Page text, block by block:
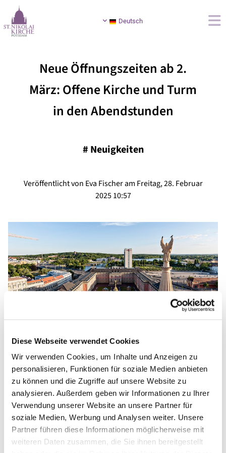
Diese Webseite verwendet Cookies
Wir verwenden Cookies, um Inhalte und Anzeigen zu
personalisieren, Funktionen für soziale Medien anbieten
zu können und die Zugriffe auf unsere Website zu
analysieren. Außerdem geben wir Informationen zu Ihrer
Verwendung unserer Website an unsere Partner für
soziale Medien, Werbung und Analysen weiter. Unsere
Partner führen diese Informationen möglicherweise mit
weiteren Daten zusammen, die Sie ihnen bereitgestellt
Deutsch
Neue Öffnungszeiten ab 2.
März: Offene Kirche und Turm
in den Abendstunden
# Neuigkeiten
Veröffentlicht von Eva Fischer am Freitag, 28. Februar
2025 10:57
Neue Öffnungszeiten ab 2. März: Offene Kirche
und Turm in den Abendstunden
An sonnigen Tagen besonders stimmungsvoll:
der Sonnenuntergang vom Turm
der Nikolaikirche. Ab Sonntag sind die Kirche und der
Turmaufstieg täglich bis 18 Uhr zu erleben. Die Aussichts
plattform in 42 Metern Höhe bietet einen Rundumblick ü